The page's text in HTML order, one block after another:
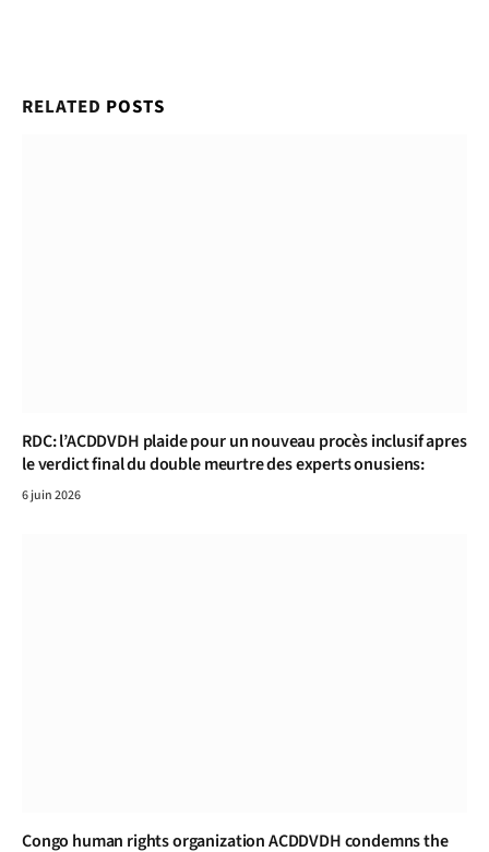
RELATED POSTS
RDC: l’ACDDVDH plaide pour un nouveau procès inclusif apres
le verdict final du double meurtre des experts onusiens:
6 juin 2026
Congo human rights organization ACDDVDH condemns the